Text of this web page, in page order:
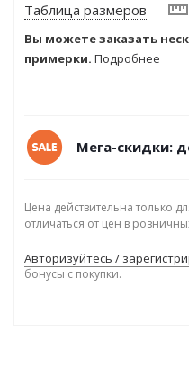
Таблица размеров
Вы можете заказать
примерки. Подробнее
Мега-скидки:
Цена действительна только
отличаться от цен в
Авторизуйтесь /
бонусы с покупки.